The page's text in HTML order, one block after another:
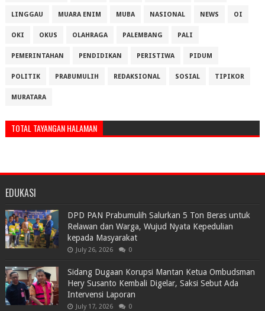
LINGGAU MUARA ENIM MUBA NASIONAL NEWS OI
OKI OKUS OLAHRAGA PALEMBANG PALI
PEMERINTAHAN PENDIDIKAN PERISTIWA PIDUM
POLITIK PRABUMULIH REDAKSIONAL SOSIAL TIPIKOR
MURATARA
TOTAL TAYANGAN HALAMAN
EDUKASI
DPD PAN Prabumulih Salurkan 5 Ton Beras untuk
Relawan dan Warga, Wujud Nyata Kepedulian
kepada Masyarakat
July 26, 2026 0
Sidang Dugaan Korupsi Mantan Ketua Ombudsman
Hery Susanto Kembali Digelar, Saksi Sebut Ada
Intervensi Laporan
July 17, 2026 0